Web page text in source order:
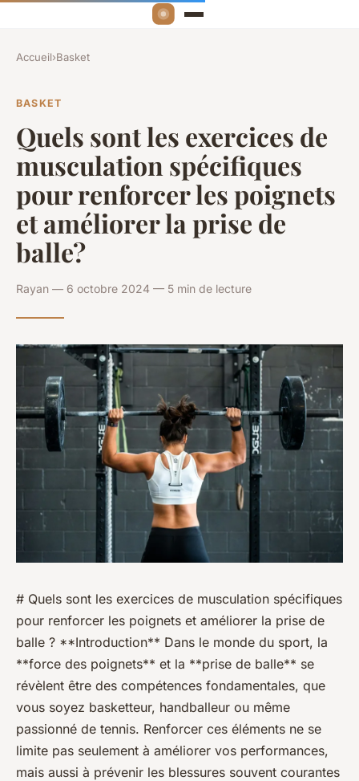
Accueil›Basket
BASKET
Quels sont les exercices de
musculation spécifiques
pour renforcer les poignets
et améliorer la prise de
balle?
Rayan — 6 octobre 2024 — 5 min de lecture
# Quels sont les exercices de musculation spécifiques
pour renforcer les poignets et améliorer la prise de
balle ? **Introduction** Dans le monde du sport, la
**force des poignets** et la **prise de balle** se
révèlent être des compétences fondamentales, que
vous soyez basketteur, handballeur ou même
passionné de tennis. Renforcer ces éléments ne se
limite pas seulement à améliorer vos performances,
mais aussi à prévenir les blessures souvent courantes